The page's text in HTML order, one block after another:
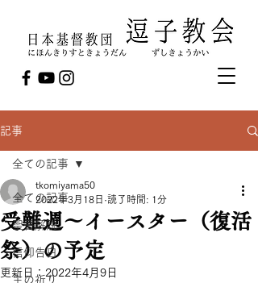
記事
全ての記事
聖書解説
信仰告白
主の祈り
全ての記事
受難週～イースター（復活
祭）の予定
tkomiyama50
2022年3月18日 読了時間: 1分
更新日：2022年4月9日